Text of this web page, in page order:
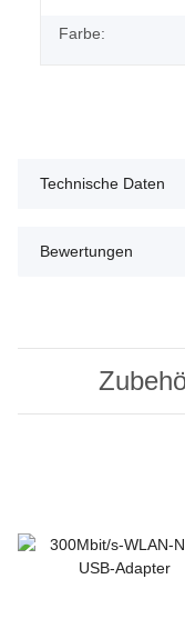
Farbe:
Technische Daten
Bewertungen